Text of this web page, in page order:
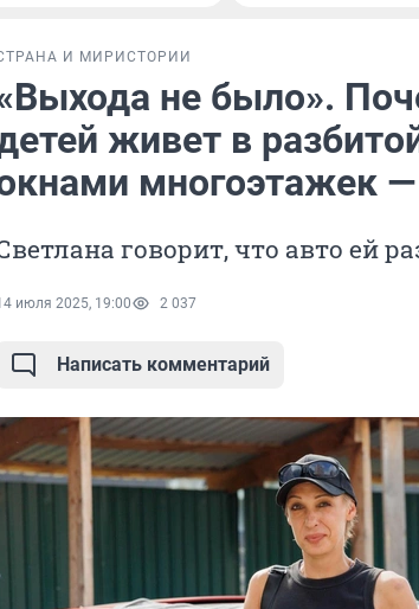
И МИР ИСТОРИИ
не было».
живет в
многоэтажек —
говорит, что авто ей
июля 2025, 19:00 2 037
Написать комментарий